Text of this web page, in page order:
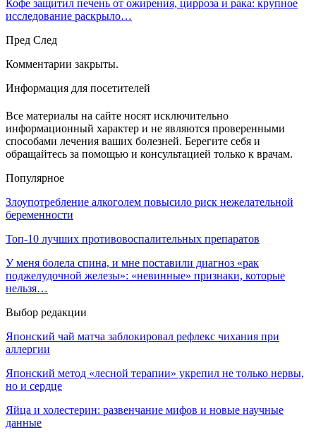
Кофе защитил печень от ожирения, цирроза и рака: крупное
исследование раскрыло…
Пред След
Комментарии закрыты.
Информация для посетителей
Все материалы на сайте носят исключительно
информационный характер и не являются проверенными
способами лечения ваших болезней. Берегите себя и
обращайтесь за помощью и консультацией только к врачам.
Популярное
Злоупотребление алкоголем повысило риск нежелательной
беременности
Топ-10 лучших противовоспалительных препаратов
У меня болела спина, и мне поставили диагноз «рак
поджелудочной железы»: «невинные» признаки, которые
нельзя…
Выбор редакции
Японский чай матча заблокировал рефлекс чихания при
аллергии
Японский метод «лесной терапии» укрепил не только нервы,
но и сердце
Яйца и холестерин: развенчание мифов и новые научные
данные